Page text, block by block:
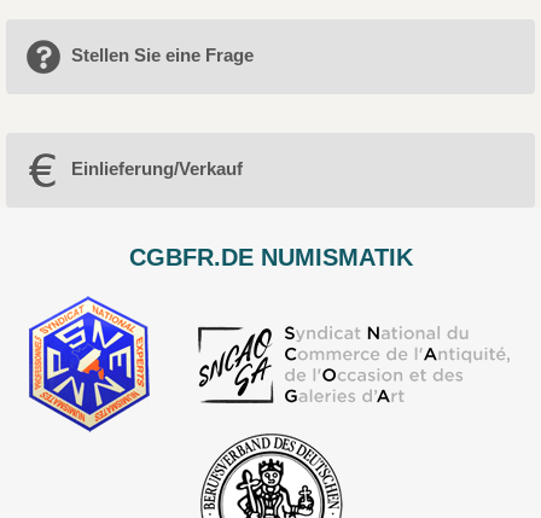
Stellen Sie eine Frage
Einlieferung/Verkauf
CGBFR.DE NUMISMATIK